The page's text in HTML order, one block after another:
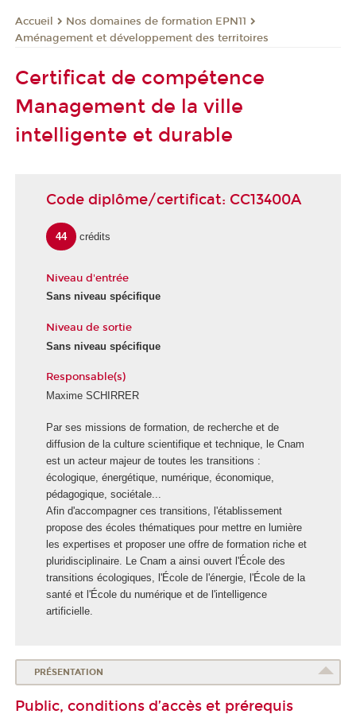
Accueil
Nos domaines de formation EPN11
Aménagement et développement des territoires
Certificat de compétence
Management de la ville
intelligente et durable
Code diplôme/certificat: CC13400A
44 crédits
Niveau d'entrée
Sans niveau spécifique
Niveau de sortie
Sans niveau spécifique
Responsable(s)
Maxime SCHIRRER
E
c
o
l
e
d
e
s
t
r
a
n
t
i
n
Par ses missions de formation, de recherche et de
diffusion de la culture scientifique et technique, le Cnam
est un acteur majeur de toutes les transitions :
écologique, énergétique, numérique, économique,
pédagogique, sociétale...
Afin d'accompagner ces transitions, l'établissement
propose des écoles thématiques pour mettre en lumière
les expertises et proposer une offre de formation riche et
pluridisciplinaire. Le Cnam a ainsi ouvert l'École des
transitions écologiques, l'École de l'énergie, l'École de la
santé et l'École du numérique et de l'intelligence
artificielle.
PRÉSENTATION
Public, conditions d’accès et prérequis